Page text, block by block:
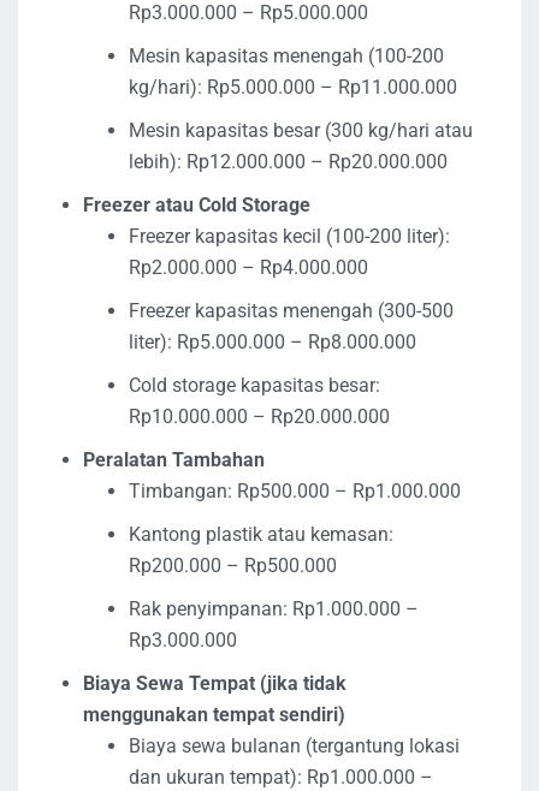
Rp3.000.000 – Rp5.000.000
Mesin kapasitas menengah (100-200
kg/hari): Rp5.000.000 – Rp11.000.000
Mesin kapasitas besar (300 kg/hari atau
lebih): Rp12.000.000 – Rp20.000.000
Freezer atau Cold Storage
Freezer kapasitas kecil (100-200 liter):
Rp2.000.000 – Rp4.000.000
Freezer kapasitas menengah (300-500
liter): Rp5.000.000 – Rp8.000.000
Cold storage kapasitas besar:
Rp10.000.000 – Rp20.000.000
Peralatan Tambahan
Timbangan: Rp500.000 – Rp1.000.000
Kantong plastik atau kemasan:
Rp200.000 – Rp500.000
Rak penyimpanan: Rp1.000.000 –
Rp3.000.000
Biaya Sewa Tempat (jika tidak
menggunakan tempat sendiri)
Biaya sewa bulanan (tergantung lokasi
dan ukuran tempat): Rp1.000.000 –